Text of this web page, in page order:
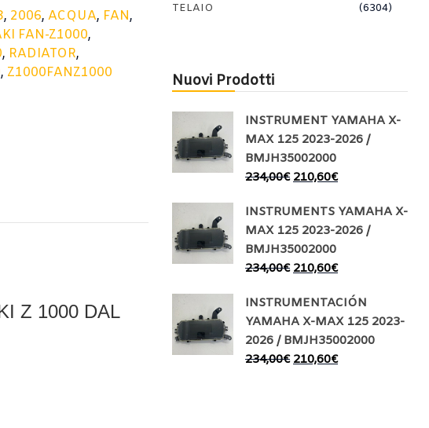
, 2006,ACQUA, FAN,
FAN-Z1000,
, RADIATOR,
, Z1000FANZ1000
Z 1000 DAL
TELAIO
(6304)
Nuovi Prodotti
INSTRUMENT YAMAHA X-
MAX 125 2023-2026 /
BMJH35002000
234,00€ 210,60€
INSTRUMENTS YAMAHA X-
MAX 125 2023-2026 /
BMJH35002000
234,00€ 210,60€
INSTRUMENTACIÓN
YAMAHA X-MAX 125 2023-
2026 / BMJH35002000
234,00€ 210,60€